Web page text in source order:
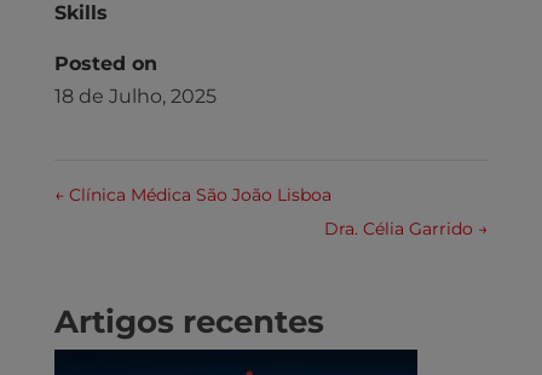
Skills
Posted on
18 de Julho, 2025
←Clínica Médica São João Lisboa
Dra. Célia Garrido →
Artigos recentes